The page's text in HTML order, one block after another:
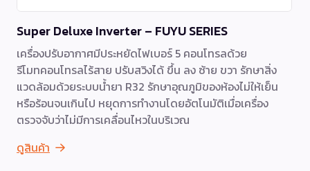
Super Deluxe Inverter – FUYU SERIES
เครื่องปรับอากาศมีประหยัดไฟเบอร์ 5 คอนโทรลด้วย
รีโมทคอนโทรลไร้สาย ปรับสวิงได้ ขึ้น ลง ซ้าย ขวา รักษาสิ่ง
แวดล้อมด้วยระบบน้ำยา R32 รักษาอุณภูมิของห้องไม่ให้เย็น
หรือร้อนจนเกินไป หยุดการทำงานโดยอัตโนมัติเมื่อเครื่อง
ตรวจจับว่าไม่มีการเคลื่อนไหวในบริเวณ
ดูสินค้า